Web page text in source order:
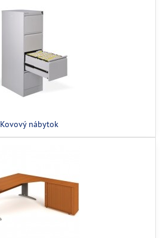
Kovový nábytok